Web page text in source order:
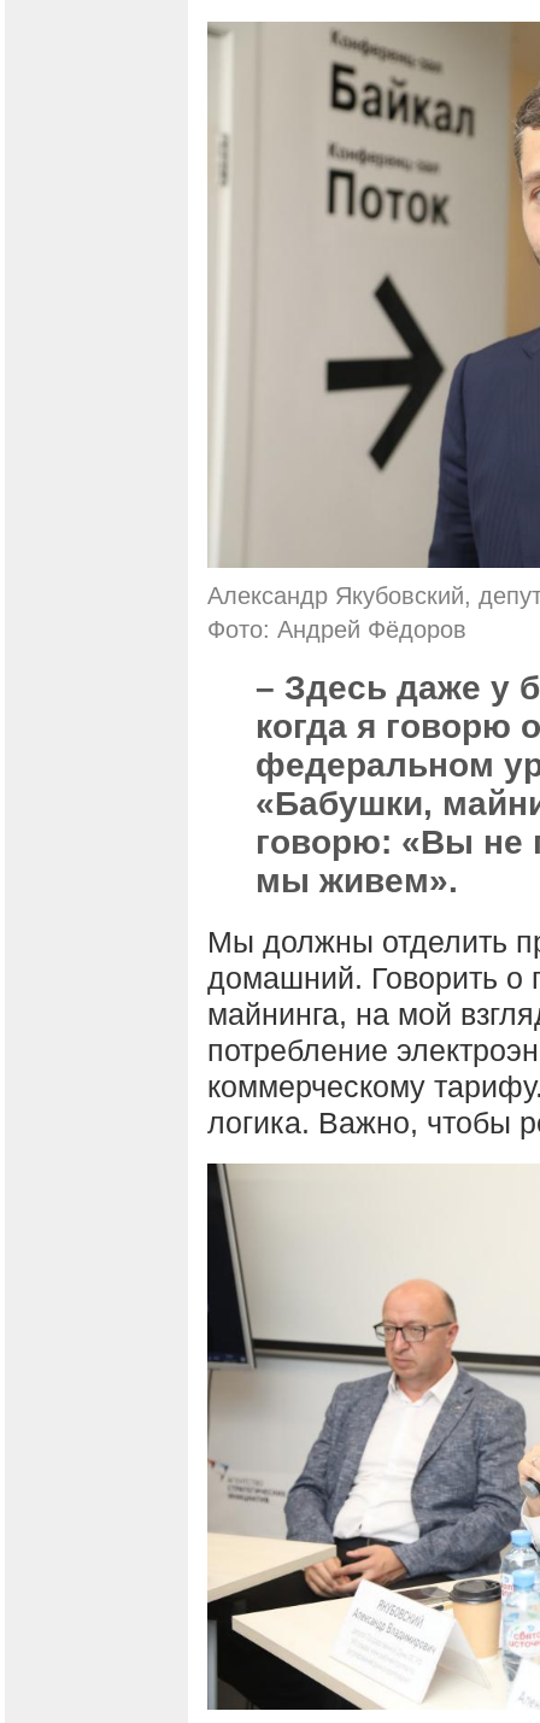
Александр Якубовский,
Фото: Андрей Фёдоров
– Здесь даже у
когда я говорю
федеральном
«Бабушки,
говорю: «Вы не
мы живем».
Мы должны отделить
домашний. Говорить о
майнинга, на мой
потребление
коммерческому
логика. Важно, чтобы